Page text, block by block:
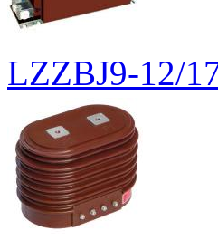
LZZBJ9-12/